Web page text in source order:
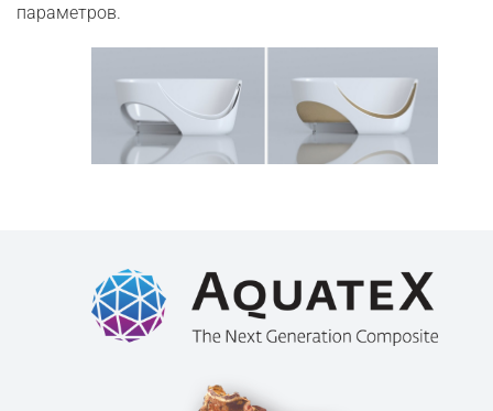
параметров.